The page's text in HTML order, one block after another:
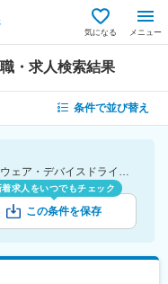
気になる メニュー
・求人検索結果
条件で並び替え
[職種]医療機器-アプリケーション・ミドルウェア・デバイスドライバ・ファームウェア [詳細条件](待遇・福利厚生)固定給35万円以上
着求人をいつでもチェック
この条件を保存